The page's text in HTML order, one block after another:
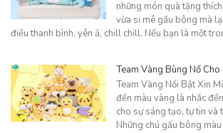
những món quà tặng
vừa si mê gấu bông mà
điều thanh bình, yên ả, chill chill. Nếu bạn là một
Team Vàng Bùng Nổ Cho
Team Vàng Nổi Bật Xin
đến màu vàng là nhắc
cho sự sáng tạo, tự tin và
Những chú gấu bông